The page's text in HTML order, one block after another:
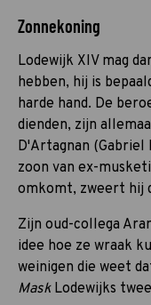
Zonnekoning
Lodewijk XIV mag
hebben, hij is
harde hand. De
dienden, zijn
D'Artagnan
zoon van ex-
omkomt, zweert hij
Zijn oud-collega
idee hoe ze wraak
weinigen die weet
MaskLodewijks